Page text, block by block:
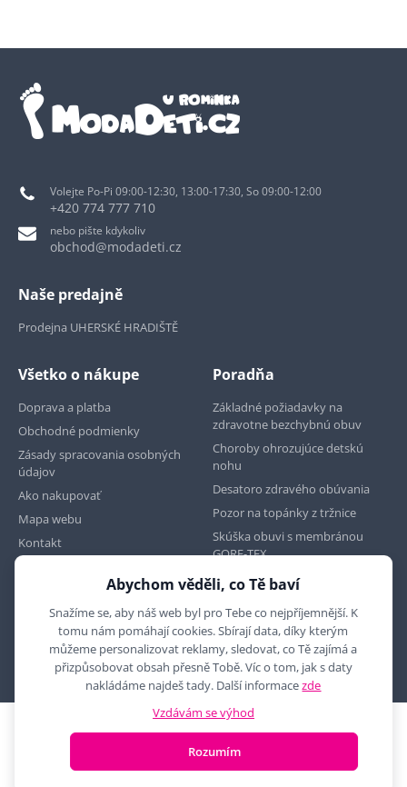
Volejte Po-Pi 09:00-12:30, 13:00-17:30, So 09:00-12:00
+420 774 777 710
nebo pište kdykoliv
obchod@modadeti.cz
Naše predajně
Prodejna UHERSKÉ HRADIŠTĚ
Všetko o nákupe
Doprava a platba
Obchodné podmienky
Zásady spracovania osobných
údajov
Ako nakupovať
Mapa webu
Kontakt
Poradňa
Základné požiadavky na
zdravotne bezchybnú obuv
Choroby ohrozujúce detskú
nohu
Desatoro zdravého obúvania
Pozor na topánky z tržnice
Skúška obuvi s membránou
GORE-TEX
Najdete nás na
2010 - 2026 © MYRON MAXX, s.r.o., všechna práva vyhrazena
E-shop vytvořila
Abychom věděli, co Tě baví
Snažíme se, aby náš web byl pro Tebe co nejpříjemnější. K
tomu nám pomáhají cookies. Sbírají data, díky kterým
můžeme personalizovat reklamy, sledovat, co Tě zajímá a
přizpůsobovat obsah přesně Tobě. Víc o tom, jak s daty
nakládáme najdeš tady. Další informacezde
Vzdávám se výhod
Rozumím